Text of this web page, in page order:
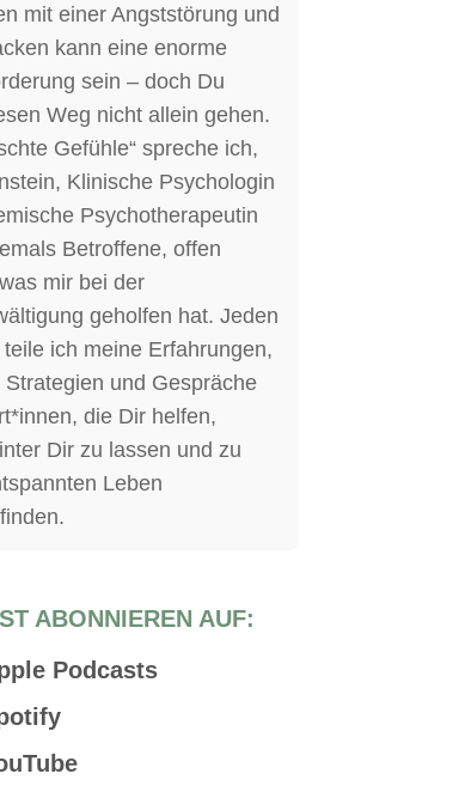
mit einer Angststörung und
kann eine enorme
sein – doch Du
Weg nicht allein gehen.
Gefühle“ spreche ich,
Klinische Psychologin
Psychotherapeutin
Betroffene, offen
mir bei der
geholfen hat. Jeden
ich meine Erfahrungen,
Strategien und Gespräche
die Dir helfen,
Dir zu lassen und zu
Leben
ABONNIEREN AUF:
Podcasts